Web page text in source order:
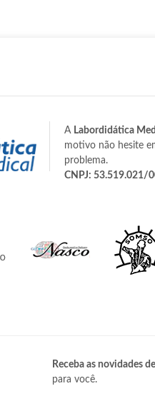
A Labordidática
motivo não hesite
problema.
CNPJ: 53.519.021/
Receba as novidades
para você.